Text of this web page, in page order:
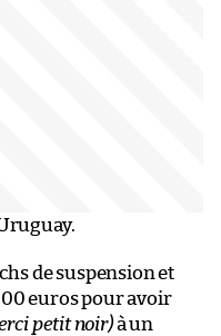
de suspension et
euros pour avoir
petit noir)à un